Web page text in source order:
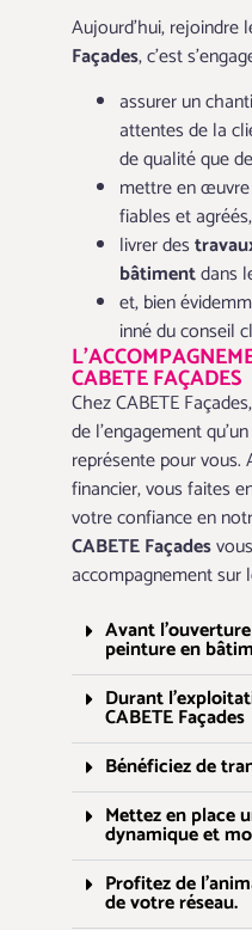
Aujourd’hui, rejoindre
Façades, c’est
assurer un
attentes de la
de qualité que
mettre en
fiables et agréés,
livrer des
bâtimentdans
et, bien
inné du conseil
CABETE FAÇADES
Chez CABETE
de l’engagement qu’un
représente pour vous.
financier, vous faites
votre confiance en
CABETE Façades
accompagnement sur
Avant
peinture en
Durant
CABETE Façades
Bénéficiez de
Mettez en place
dynamique et
Profitez de
de votre réseau.